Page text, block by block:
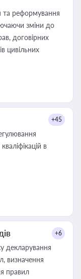
та реформування
зміни до
договірних
цивільних
+45
в
+6
декларування
визначення
правил